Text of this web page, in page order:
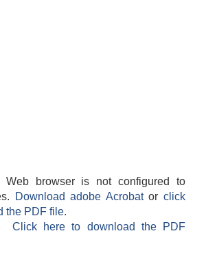
Web browser is not configured to
Download adobe Acrobatorclick
the PDF file.
Click here to download the PDF